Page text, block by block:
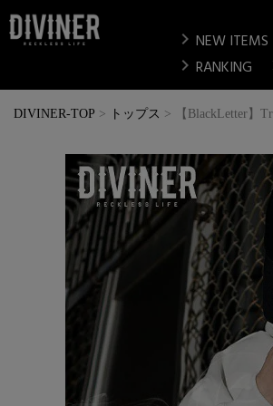
chevron_right NEW ITEMS
chevron_right RANKING
DIVINER-TOP トップス 【BlackLetter】